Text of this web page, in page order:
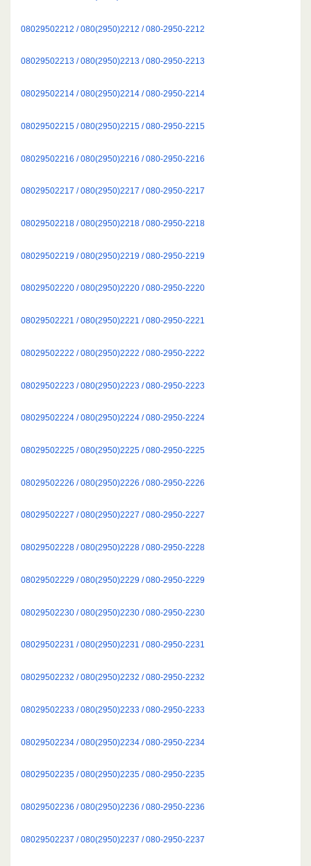
08029502212 / 080(2950)2212 / 080-2950-2212
08029502213 / 080(2950)2213 / 080-2950-2213
08029502214 / 080(2950)2214 / 080-2950-2214
08029502215 / 080(2950)2215 / 080-2950-2215
08029502216 / 080(2950)2216 / 080-2950-2216
08029502217 / 080(2950)2217 / 080-2950-2217
08029502218 / 080(2950)2218 / 080-2950-2218
08029502219 / 080(2950)2219 / 080-2950-2219
08029502220 / 080(2950)2220 / 080-2950-2220
08029502221 / 080(2950)2221 / 080-2950-2221
08029502222 / 080(2950)2222 / 080-2950-2222
08029502223 / 080(2950)2223 / 080-2950-2223
08029502224 / 080(2950)2224 / 080-2950-2224
08029502225 / 080(2950)2225 / 080-2950-2225
08029502226 / 080(2950)2226 / 080-2950-2226
08029502227 / 080(2950)2227 / 080-2950-2227
08029502228 / 080(2950)2228 / 080-2950-2228
08029502229 / 080(2950)2229 / 080-2950-2229
08029502230 / 080(2950)2230 / 080-2950-2230
08029502231 / 080(2950)2231 / 080-2950-2231
08029502232 / 080(2950)2232 / 080-2950-2232
08029502233 / 080(2950)2233 / 080-2950-2233
08029502234 / 080(2950)2234 / 080-2950-2234
08029502235 / 080(2950)2235 / 080-2950-2235
08029502236 / 080(2950)2236 / 080-2950-2236
08029502237 / 080(2950)2237 / 080-2950-2237